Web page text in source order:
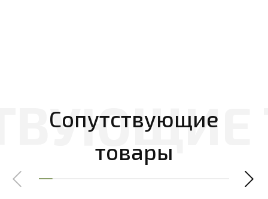
Сопутствующие
товары